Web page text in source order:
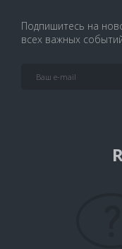
Подпишитесь на
всех важных